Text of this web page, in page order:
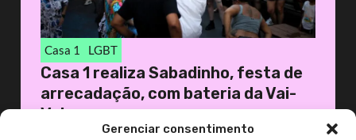
Gerenciar consentimento
Casa 1 LGBT
Casa 1 realiza Sabadinho, festa de
arrecadação, com bateria da Vai-
Vai
19 de novembro de 2025